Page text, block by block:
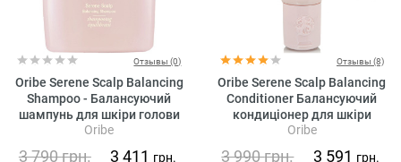
Отзывы (0)
Oribe Serene Scalp Balancing
Shampoo - Балансуючий
шампунь для шкіри голови
«Справжня гармонія»
Oribe
3 790грн. 3 411 грн.
Отзывы (8)
Oribe Serene Scalp Balancing
Conditioner Балансуючий
кондиціонер для шкіри
голови «Справжня гармонія»
Oribe
3 990грн. 3 591 грн.